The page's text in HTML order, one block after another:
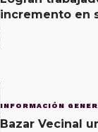
incremento en
INFORMACIÓN
Bazar Vecinal